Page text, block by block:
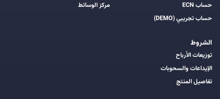
حساب ECN
حساب تجريبي (DEMO)
الشروط
توزيعات الأرباح
الإيداعات والسحوبات
تفاصيل المنتج
مركز الوسائط